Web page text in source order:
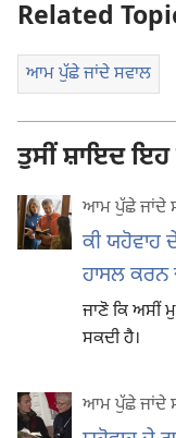
Related
ਆਮ ਪੁੱਛੇ ਜਾਂਦੇ ਸਵਾਲ
ਤੁਸੀਂ ਸ਼ਾਇਦ ਇਹ
ਆਮ ਪੁੱਛੇ ਜਾਂਦੇ
ਕੀ ਯਹੋਵਾਹ
ਹਾਸਲ ਕਰਨ
ਜਾਣੋ ਕਿ ਅਸੀਂ
ਸਕਦੀ ਹੈ।
ਆਮ ਪੁੱਛੇ ਜਾਂਦੇ